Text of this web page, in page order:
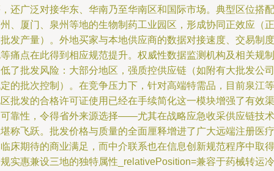
还广泛对接华东、华南乃至华南区和国际市场。典型区位搭配
、厦门、泉州等地的生物制药工业园区，形成协同正效应（正
发产量）。外地买家与本地供应商的数据对接速度、交易制度
痛点在此得到相应规范提升。权威性数据监测机构及相关规制
了批发风险：大部分地区，强质控供应链（如附有大批发公司
的批次控制）。在竞争压力下，针对高端特需品，目前泉江等
批发的合格许可证使用已经在手续简化这一模块增强了有效渠
靠性，令得省外来源选择——尤其在战略应急收采供应链技术
称飞跃。批发价格与质量的全面厘释增进了广大远端注册医疗
床期待的商业满足，而中介联系也在信息创新规范程序中取得
实惠兼设三地的独特属性_relativePosition=兼容于药械转运冷